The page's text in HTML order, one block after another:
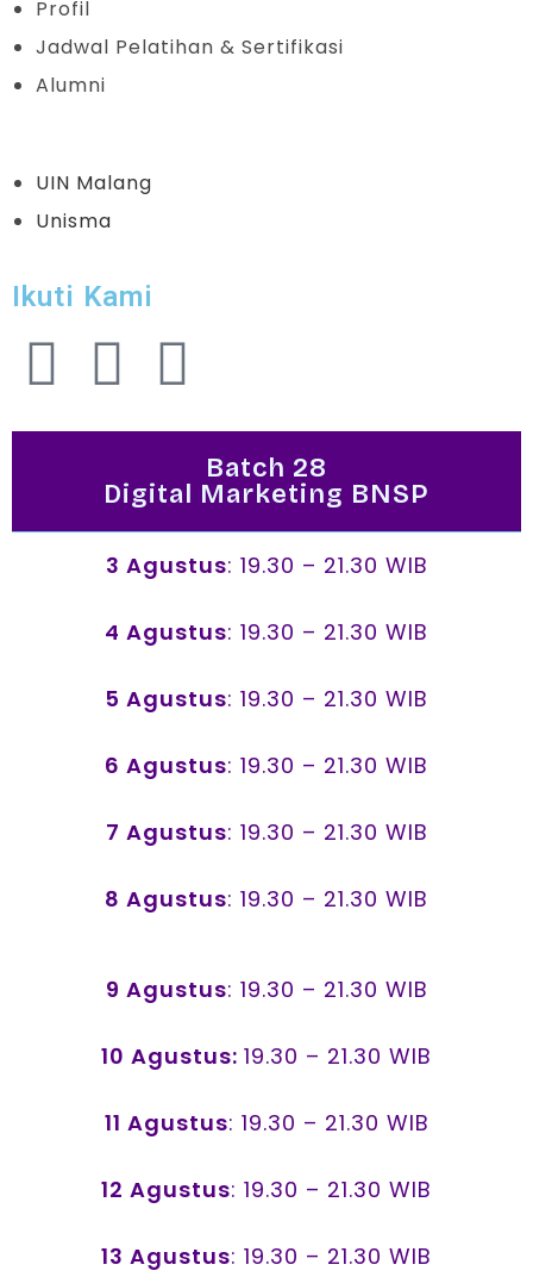
Profil
Jadwal Pelatihan & Sertifikasi
Alumni
UIN Malang
Unisma
Ikuti Kami
Batch 28
Digital Marketing BNSP
3 Agustus: 19.30 – 21.30 WIB
4 Agustus: 19.30 – 21.30 WIB
5 Agustus: 19.30 – 21.30 WIB
6 Agustus: 19.30 – 21.30 WIB
7 Agustus: 19.30 – 21.30 WIB
8 Agustus: 19.30 – 21.30 WIB
9 Agustus: 19.30 – 21.30 WIB
10 Agustus: 19.30 – 21.30 WIB
11 Agustus: 19.30 – 21.30 WIB
12 Agustus: 19.30 – 21.30 WIB
13 Agustus: 19.30 – 21.30 WIB